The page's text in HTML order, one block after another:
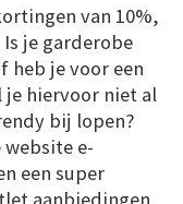
van 10%,
je garderobe
heb je voor een
hiervoor niet al
bij lopen?
e-
een super